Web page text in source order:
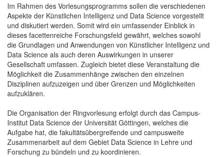
Im Rahmen des Vorlesungsprogramms sollen die verschiedenen
Aspekte der Künstlichen Intelligenz und Data Science vorgestellt
und diskutiert werden. Somit wird ein umfassender Einblick in
dieses facettenreiche Forschungsfeld gewährt, welches sowohl
die Grundlagen und Anwendungen von Künstlicher Intelligenz und
Data Science als auch deren Auswirkungen in unserer
Gesellschaft umfassen. Zugleich bietet diese Veranstaltung die
Möglichkeit die Zusammenhänge zwischen den einzelnen
Disziplinen aufzuzeigen und über Grenzen und Möglichkeiten
aufzuklären.
Die Organisation der Ringvorlesung erfolgt durch das Campus-
Institut Data Science der Universität Göttingen, welches die
Aufgabe hat, die fakultätsübergreifende und campusweite
Zusammenarbeit auf dem Gebiet Data Science in Lehre und
Forschung zu bündeln und zu koordinieren.